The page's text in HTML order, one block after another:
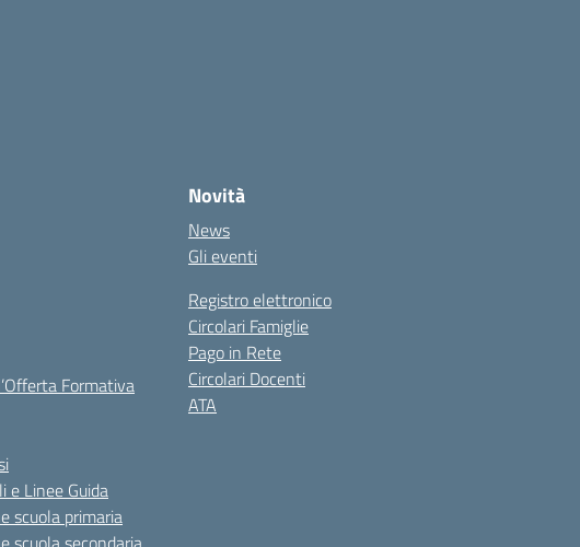
Formativa
e Linee Guida
scuola primaria
Novità
News
Gli eventi
Registro elettronico
Circolari Famiglie
Pago in Rete
Circolari Docenti
ATA